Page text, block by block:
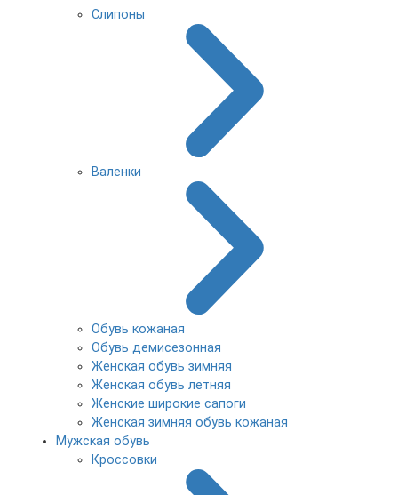
Слипоны
Валенки
Обувь кожаная
Обувь демисезонная
Женская обувь зимняя
Женская обувь летняя
Женские широкие сапоги
Женская зимняя обувь кожаная
Мужская обувь
Кроссовки